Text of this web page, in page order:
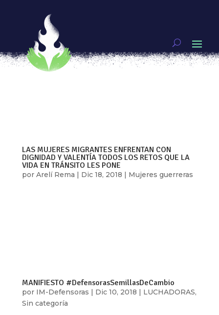
¡GENIAS! SAYAK VALENCIA
porUnx |Dic 19, 2018
Sayak Valencia es una filósofa, poeta, ensayista y
performer oriunda de Tijuana, Baja California, a
LAS MUJERES MIGRANTES ENFRENTAN CON
DIGNIDAD Y VALENTÍA TODOS LOS RETOS QUE LA
VIDA EN TRÁNSITO LES PONE
por Arelí Rema | Dic 18, 2018 | Mujeres guerreras
MANIFIESTO #DefensorasSemillasDeCambio
por IM-Defensoras | Dic 10, 2018 | LUCHADORAS,
Sin categoría